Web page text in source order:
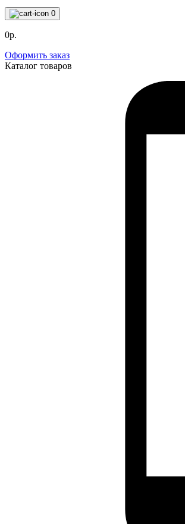
0
0р.
Оформить заказ
Каталог товаров